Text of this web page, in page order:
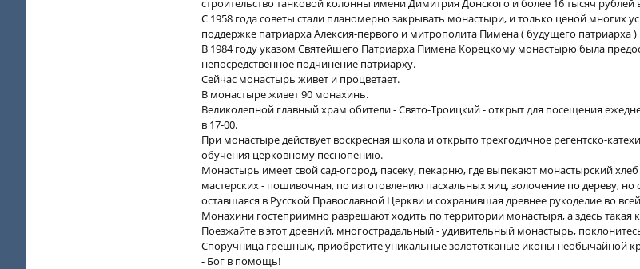
строительство танковой колонны имени Димитрия Донского и более 16 тысяч
С 1958 года советы стали планомерно закрывать монастыри, и только ценой многих
поддержке патриарха Алексия-первого и митрополита Пимена ( будущего патриарха
В 1984 году указом Святейшего Патриарха Пимена Корецкому монастырю была
непосредственное подчинение патриарху.
Сейчас монастырь живет и процветает.
В монастыре живет 90 монахинь.
Великолепной главный храм обители - Свято-Троицкий - открыт для посещения
в 17-00.
При монастыре действует воскресная школа и открыто трехгодичное регентско-
обучения церковному песнопению.
Монастырь имеет свой сад-огород, пасеку, пекарню, где выпекают монастырский
мастерских - пошивочная, по изготовлению пасхальных яиц, золочение по дереву, но
оставшаяся в Русской Православной Церкви и сохранившая древнее рукоделие во
Монахини гостеприимно разрешают ходить по территории монастыря, а здесь такая
Поезжайте в этот древний, многострадальный - удивительный монастырь,
Споручница грешных, приобретите уникальные золототканые иконы необычайной
- Бог в помощь!